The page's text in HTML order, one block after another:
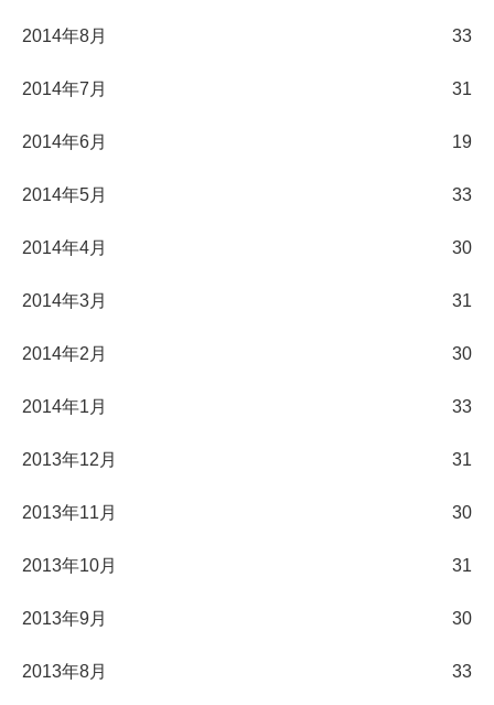
2014年8月 33
2014年7月 31
2014年6月 19
2014年5月 33
2014年4月 30
2014年3月 31
2014年2月 30
2014年1月 33
2013年12月 31
2013年11月 30
2013年10月 31
2013年9月 30
2013年8月 33